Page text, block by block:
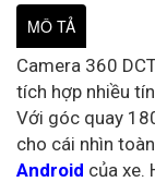
MÔ TẢ
Camera 360
tích hợp nhiều
Với góc quay
cho cái nhìn
Android của xe.